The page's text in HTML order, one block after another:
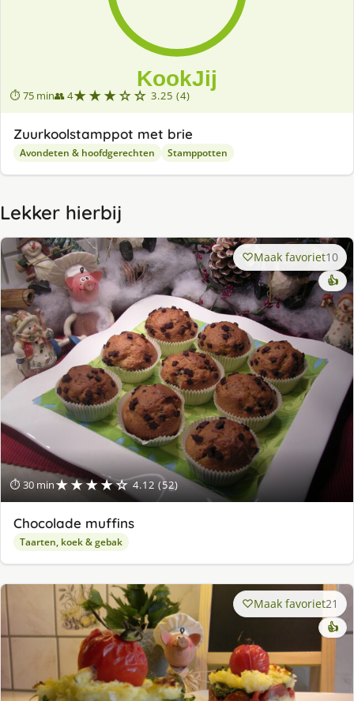
⏱ 75 min👥 4★★★☆☆ 3.25 (4)
Zuurkoolstamppot met brie
Avondeten & hoofdgerechten Stamppotten
Lekker hierbij
⏱ 30 min★★★★☆ 4.12 (52)
Maak favoriet10
👍
Chocolade muffins
Taarten, koek & gebak
Maak favoriet21
👍